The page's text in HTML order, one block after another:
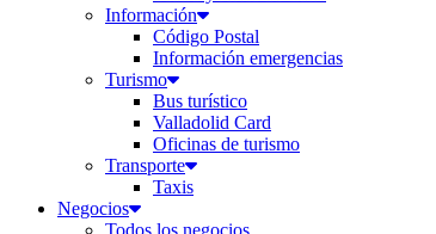
Información
Código Postal
Información emergencias
Turismo
Bus turístico
Valladolid Card
Oficinas de turismo
Transporte
Taxis
Negocios
Todos los negocios